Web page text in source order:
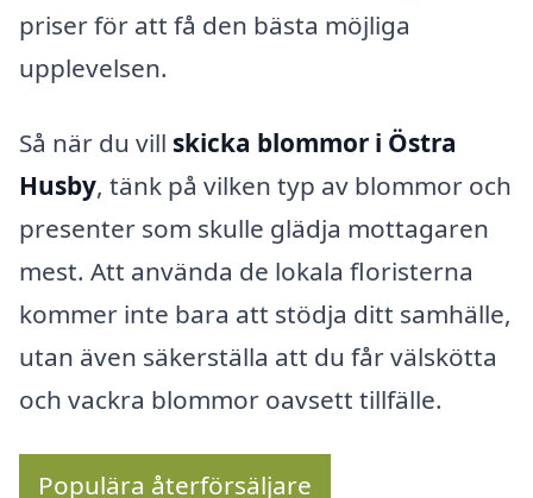
priser för att få den bästa möjliga
upplevelsen.
Så när du vill skicka blommor i Östra
Husby, tänk på vilken typ av blommor och
presenter som skulle glädja mottagaren
mest. Att använda de lokala floristerna
kommer inte bara att stödja ditt samhälle,
utan även säkerställa att du får välskötta
och vackra blommor oavsett tillfälle.
Populära återförsäljare